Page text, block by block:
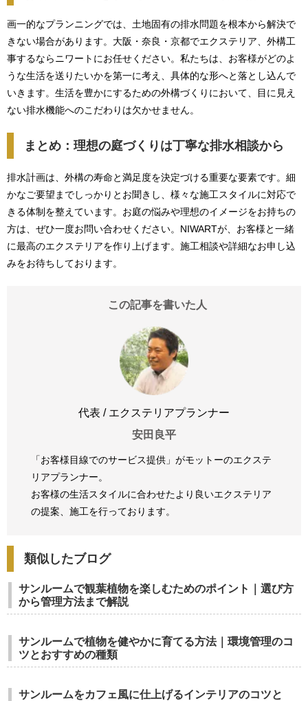
画一的なプランニングでは、土地固有の排水問題を根本から解決で
きない場合があります。大阪・奈良・京都でエクステリア、外構工
事するならニワートにお任せください。私たちは、お客様がどのよ
うな生活を送りたいかを第一に考え、具体的な形へと落とし込んで
いきます。生活を豊かにするための外構づくりにおいて、目に見え
ない排水機能へのこだわりは欠かせません。
まとめ：理想の庭づくりは丁寧な排水相談から
排水計画は、外構の寿命と満足度を決定づける重要な要素です。細
かなご要望までしっかりとお聞きし、様々な施工スタイルに対応で
きる体制を整えています。お庭の悩みや理想のイメージをお持ちの
方は、ぜひ一度お問い合わせください。NIWARTが、お客様と一緒
に最高のエクステリアを作り上げます。施工相談や詳細なお申し込
みをお待ちしております。
この記事を書いた人
代表 / エクステリアプランナー
安田良平
「お客様目線でのサービス提供」がモットーのエクステ
リアプランナー。
お客様の生活スタイルに合わせたより良いエクステリア
の提案、 施工を行っております。
類似したブログ
サンルームで観葉植物を楽しむためのポイント｜選び方
から管理方法まで解説
サンルームで植物を健やかに育てる方法｜環境管理のコ
ツとおすすめの種類
サンルームをカフェ風に仕上げるインテリアのコツと